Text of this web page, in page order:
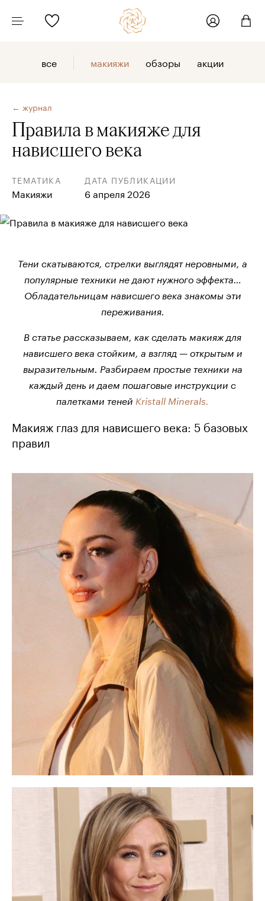
все макияжи обзоры акции
← журнал
Правила в макияже для
нависшего века
ТЕМАТИКА
Макияжи
ДАТА ПУБЛИКАЦИИ
6 апреля 2026
Тени скатываются, стрелки выглядят неровными, а
популярные техники не дают нужного эффекта…
Обладательницам нависшего века знакомы эти
переживания.
В статье рассказываем, как сделать макияж для
нависшего века стойким, а взгляд — открытым и
выразительным. Разбираем простые техники на
каждый день и даем пошаговые инструкции с
палетками теней Kristall Minerals.
Макияж глаз для нависшего века: 5 базовых
правил